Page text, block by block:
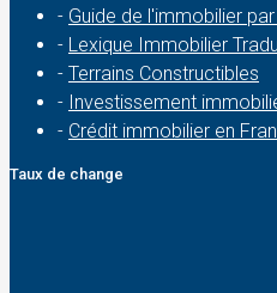
- Guide de l'immobilier par
- Lexique Immobilier
- Terrains Constructibles
- Investissement
- Crédit immobilier en
Taux de change